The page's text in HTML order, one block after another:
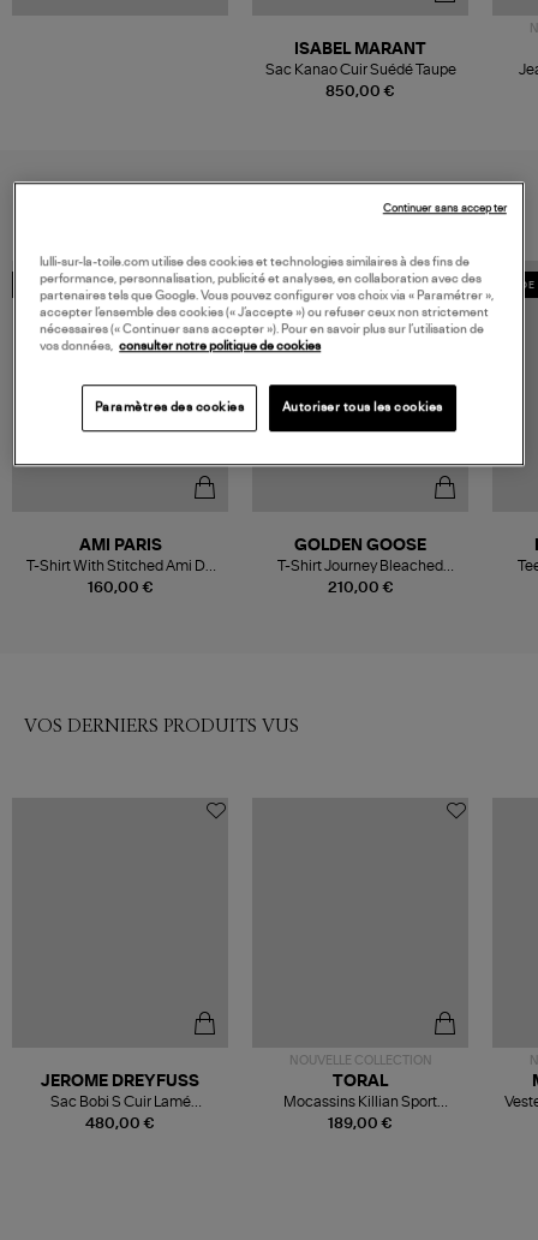
850,00 €
ISABEL MARANT
Sac Kanao Cuir Suédé Taupe
VOUS AIMEREZ AUSSI
MADE IN EUROPE
160,00 €
AMI PARIS
T-Shirt With Stitched Ami De
Coeur Beige Taupe
MADE IN EUROPE
210,00 €
GOLDEN GOOSE
T-Shirt Journey Bleached
Washed Beige
VOS DERNIERS PRODUITS VUS
480,00 €
JEROME DREYFUSS
Sac Bobi S Cuir Lamé
Champagne
NOUVELLE COLLECTION
189,00 €
TORAL
Mocassins Killian Sport
Mousse
lulli-sur-la-toile.com utilise des cookies et technologies similaires à des fins de
performance, personnalisation, publicité et analyses, en collaboration avec des
partenaires tels que Google. Vous pouvez configurer vos choix via « Paramétrer »,
accepter l’ensemble des cookies (« J’accepte ») ou refuser ceux non strictement
nécessaires (« Continuer sans accepter »). Pour en savoir plus sur l’utilisation de
vos données, consulter notre politique de cookies
Paramètres des cookies Autoriser tous les cookies
Continuer sans accepter